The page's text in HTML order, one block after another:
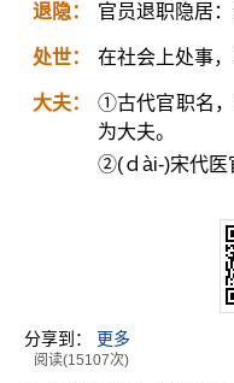
退隐： 官员退职隐居：
处世： 在社会上处事
大夫：
①古代官职名，
为大夫。
②(ｄài-)宋代医
分享到： 更多
阅读(15107次)